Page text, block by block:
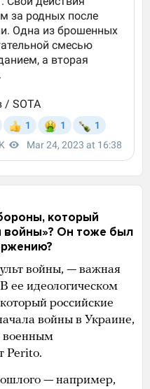
который
войны»? Он тоже был
войны, — важная
ее идеологическом
российские
войны в Украине,
военным
Perito.
— например,